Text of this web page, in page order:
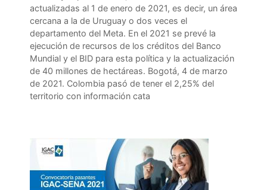
actualizadas al 1 de enero de 2021, es decir, un área
cercana a la de Uruguay o dos veces el
departamento del Meta. En el 2021 se prevé la
ejecución de recursos de los créditos del Banco
Mundial y el BID para esta política y la actualización
de 40 millones de hectáreas. Bogotá, 4 de marzo
de 2021. Colombia pasó de tener el 2,25% del
territorio con información cata